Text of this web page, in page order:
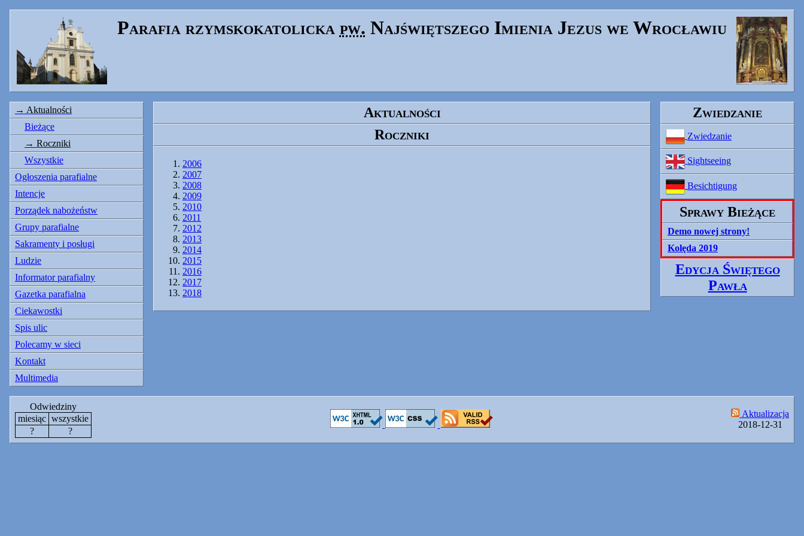
Parafia rzymskokatolicka pw. Najświętszego Imienia Jezus we Wrocławiu
Aktualności
Bieżące
Roczniki
Wszystkie
Ogłoszenia parafialne
Intencje
Porządek nabożeństw
Grupy parafialne
Sakramenty i posługi
Ludzie
Informator parafialny
Gazetka parafialna
Ciekawostki
Spis ulic
Polecamy w sieci
Kontakt
Multimedia
Zwiedzanie
Zwiedzanie
Sightseeing
Besichtigung
Sprawy Bieżące
Demo nowej strony!
Kolęda 2019
Edycja Świętego
Pawła
Aktualności
Roczniki
2006
2007
2008
2009
2010
2011
2012
2013
2014
2015
2016
2017
2018
Odwiedziny
miesiąc wszystkie
?
?
Aktualizacja
2018-12-31